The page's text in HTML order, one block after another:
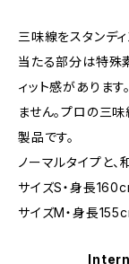
三味線をスタンディ
当たる部分は特殊
ィット感がありま
ません。プロの三
製品です。
ノーマルタイプと、
サイズS・身長
サイズM・身長